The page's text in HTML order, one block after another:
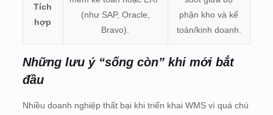
Tích
hợp
(như SAP, Oracle,
Bravo).
phận kho và kế
toán/kinh doanh.
Những lưu ý “sống còn” khi mới bắt
đầu
Nhiều doanh nghiệp thất bại khi triển khai WMS vì quá chú